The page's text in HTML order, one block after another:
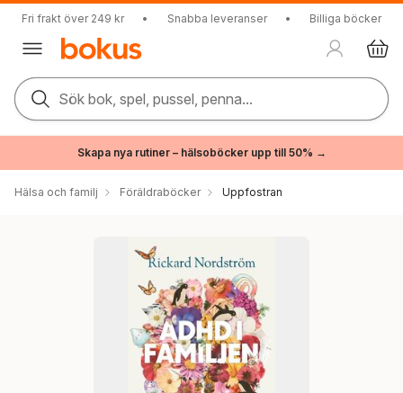
Fri frakt över 249 kr • Snabba leveranser • Billiga böcker
Sök bok, spel, pussel, penna...
Skapa nya rutiner – hälsoböcker upp till 50% →
Hälsa och familj Föräldraböcker Uppfostran